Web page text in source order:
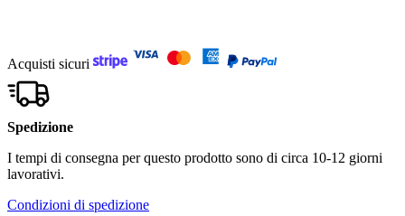
Acquisti sicuri
Spedizione
I tempi di consegna per questo prodotto sono di circa 10-12 giorni
lavorativi.
Condizioni di spedizione